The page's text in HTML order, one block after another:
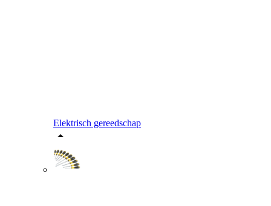
Elektrisch gereedschap